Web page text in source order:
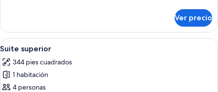
vista
al
puerto
doble
Deluxe,
2
matrimoniales,
vista
al
Ver precio
Abrir
todas
las
fotos
de
Habitación de hotel con una cama
7
Suite superior
344 pies cuadrados
1 habitación
4 personas